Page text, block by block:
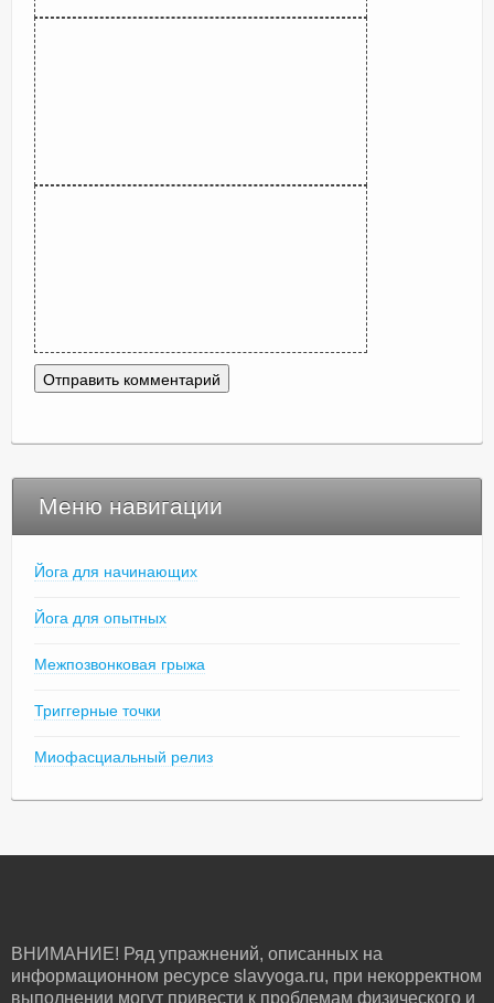
Меню навигации
Йога для начинающих
Йога для опытных
Межпозвонковая грыжа
Триггерные точки
Миофасциальный релиз
ВНИМАНИЕ! Ряд упражнений, описанных на
информационном ресурсе slavyoga.ru, при некорректном
выполнении могут привести к проблемам физического и